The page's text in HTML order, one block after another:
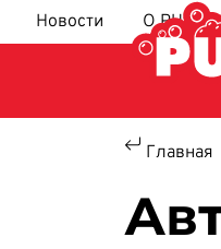
Перейти к
Новости О PUTO
Главная